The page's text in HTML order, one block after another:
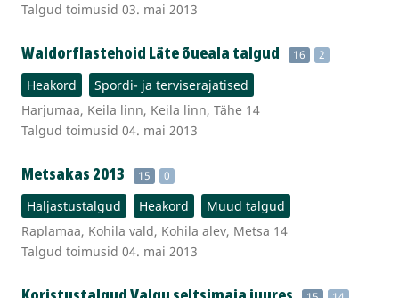
Talgud toimusid 03. mai 2013
Waldorflastehoid Läte õueala talgud 16 2
Heakord
Spordi- ja terviserajatised
Harjumaa, Keila linn, Keila linn, Tähe 14
Talgud toimusid 04. mai 2013
Metsakas 2013 15 0
Haljastustalgud Heakord
Muud talgud
Raplamaa, Kohila vald, Kohila alev, Metsa 14
Talgud toimusid 04. mai 2013